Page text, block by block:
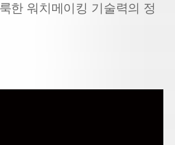
한 워치메이킹 기술력의 정